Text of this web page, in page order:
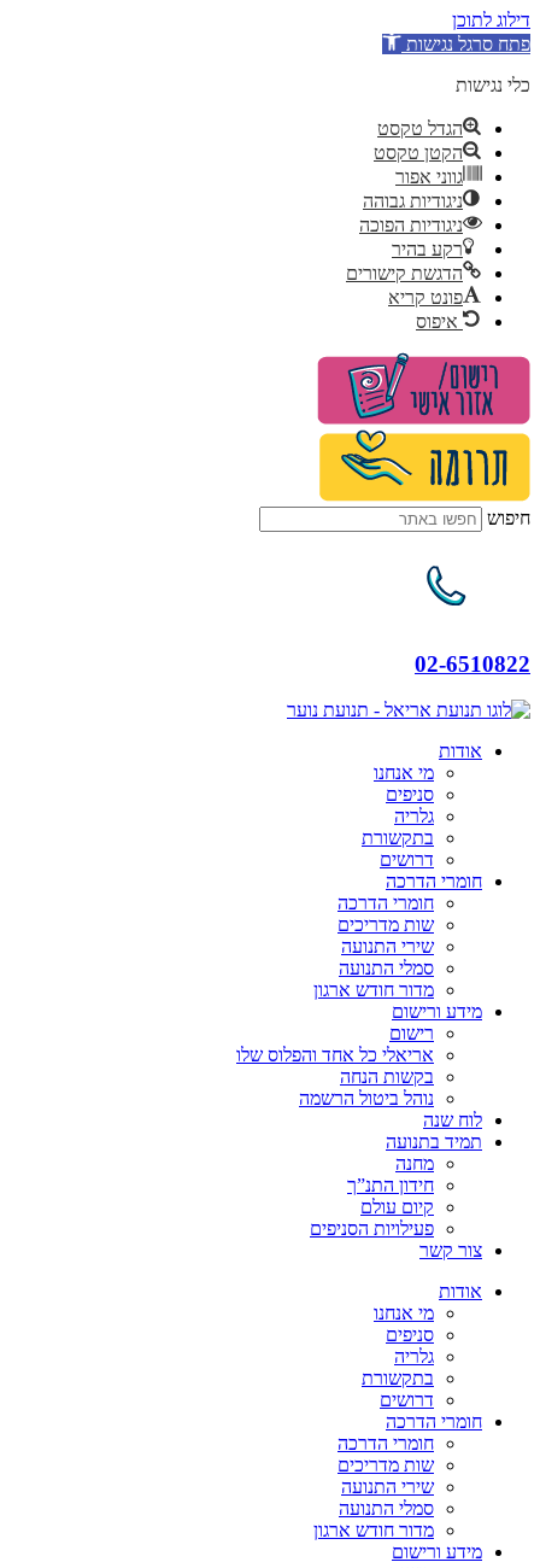
דילוג לתוכן
פתח סרגל נגישות
כלי נגישות
הגדל טקסט
הקטן טקסט
גווני אפור
ניגודיות גבוהה
ניגודיות הפוכה
רקע בהיר
הדגשת קישורים
פונט קריא
איפוס
דלג
חיפוש
02-6510822
אודות
מי אנחנו
סניפים
גלריה
בתקשורת
דרושים
חומרי הדרכה
חומרי הדרכה
שות מדריכים
שירי התנועה
סמלי התנועה
מדור חודש ארגון
מידע ורישום
רישום
אריאלי כל אחד והפלוס שלו
בקשות הנחה
נוהל ביטול הרשמה
לוח שנה
תמיד בתנועה
מחנה
חידון התנ”ך
קיום עולם
פעילויות הסניפים
צור קשר
אודות
מי אנחנו
סניפים
גלריה
בתקשורת
דרושים
חומרי הדרכה
חומרי הדרכה
שות מדריכים
שירי התנועה
סמלי התנועה
מדור חודש ארגון
מידע ורישום